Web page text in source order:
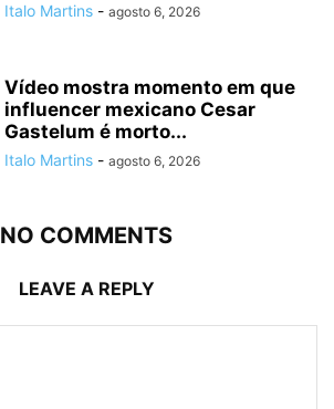
Italo Martins - agosto 6, 2026
Vídeo mostra momento em que
influencer mexicano Cesar
Gastelum é morto...
Italo Martins - agosto 6, 2026
NO COMMENTS
LEAVE A REPLY